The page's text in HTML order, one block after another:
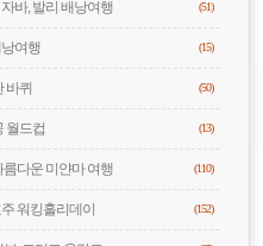
바, 발리 배낭여행 (51)
여행 (15)
바퀴 (50)
월드컵 (13)
름다운 미얀마 여행 (110)
워킹홀리데이 (152)